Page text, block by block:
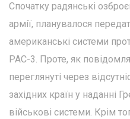
Спочатку радянські
армії, планувалося
американські системи
PAC-3. Проте, як
переглянуті через
західних країн у наданні
військові системи. Крім